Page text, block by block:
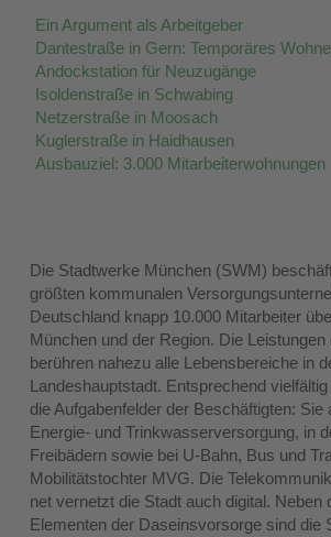
Ein Argument als Arbeitgeber
Dantestraße in Gern: Temporäres
Andockstation für Neuzugänge
Isoldenstraße in Schwabing
Netzerstraße in Moosach
Kuglerstraße in Haidhausen
Ausbauziel: 3.000 Mitarbeiterwohnungen
Die Stadtwerke München (SWM)
größten kommunalen
Deutschland knapp 10.000 Mitarbeiter
München und der Region. Die Leistungen
berühren nahezu alle Lebensbereiche in
Landeshauptstadt. Entsprechend
die Aufgabenfelder der Beschäftigten: Sie
Energie- und Trinkwasserversorgung, in
Freibädern sowie bei U-Bahn, Bus und
Mobilitätstochter MVG. Die
net vernetzt die Stadt auch digital. Neben
Elementen der Daseinsvorsorge sind die